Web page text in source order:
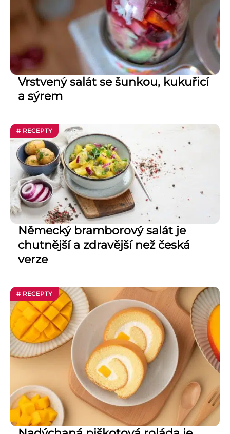
Vrstvený salát se šunkou, kukuřicí
a sýrem
# RECEPTY
Německý bramborový salát je
chutnější a zdravější než česká
verze
# RECEPTY